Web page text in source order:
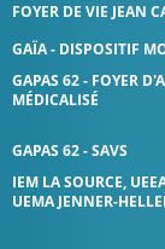
FOYER DE VIE JEAN
GAÏA - DISPOSITIF
GAPAS 62 - FOYER
MÉDICALISÉ
GAPAS 62 - SAVS
IEM LA SOURCE,
UEMA JENNER-